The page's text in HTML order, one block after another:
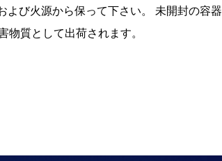
び火源から保って下さい。 未開封の容
質として出荷されます。